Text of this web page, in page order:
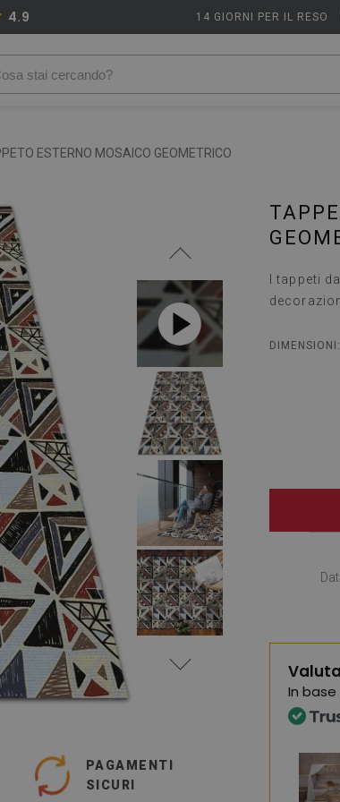
14 GIORNI PER IL RESO
4.9
ESTERNO MOSAICO GEOMETRICO
PAGAMENTI
SICURI
I tappeti
DIMENSIONI:
In base